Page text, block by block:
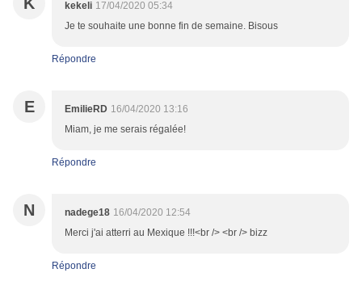
kekeli 17/04/2020 05:34
Je te souhaite une bonne fin de semaine. Bisous
Répondre
E EmilieRD 16/04/2020 13:16
Miam, je me serais régalée!
Répondre
N nadege18 16/04/2020 12:54
Merci j'ai atterri au Mexique !!!<br /> <br /> bizz
Répondre